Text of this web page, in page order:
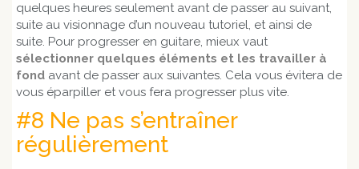
quelques heures seulement avant de passer au suivant,
suite au visionnage d’un nouveau tutoriel, et ainsi de
suite. Pour progresser en guitare, mieux vaut
sélectionner quelques éléments et les travailler à
fond avant de passer aux suivantes. Cela vous évitera de
vous éparpiller et vous fera progresser plus vite.
#8 Ne pas s’entraîner
régulièrement